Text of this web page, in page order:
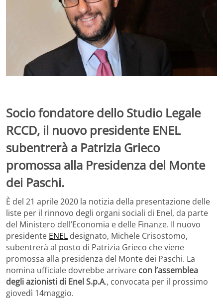
Socio fondatore dello Studio Legale
RCCD, il nuovo presidente ENEL
subentrerà a Patrizia Grieco
promossa alla Presidenza del Monte
dei Paschi.
È del 21 aprile 2020 la notizia della presentazione delle
liste per il rinnovo degli organi sociali di Enel, da parte
del Ministero dell’Economia e delle Finanze. Il nuovo
presidente ENEL designato, Michele Crisostomo,
subentrerà al posto di Patrizia Grieco che viene
promossa alla presidenza del Monte dei Paschi. La
nomina ufficiale dovrebbe arrivare con l’assemblea
degli azionisti di Enel S.p.A., convocata per il prossimo
giovedì 14maggio.